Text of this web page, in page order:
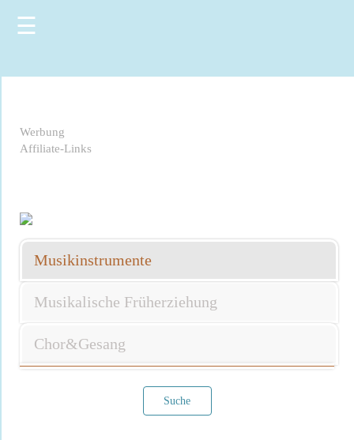
☰
Werbung
Affiliate-Links
Musikinstrumente
Musikalische Früherziehung
Chor&Gesang
Suche